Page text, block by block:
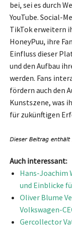
bei, sei es durch
YouTube. Social-
TikTok erweitern
HoneyPuu, ihre
Einfluss dieser
und den Aufbau
werden. Fans
fördern auch den
Kunstszene, was
für zukünftigen
Auch interessant:
Hans-Joachim
und Einblicke
Oliver Blume
Volkswagen-
Gercollector